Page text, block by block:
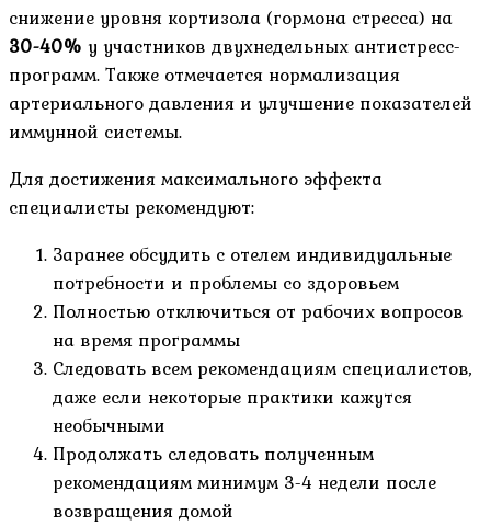
снижение уровня кортизола (гормона стресса) на
30-40% у участников двухнедельных антистресс-
программ. Также отмечается нормализация
артериального давления и улучшение показателей
иммунной системы.
Для достижения максимального эффекта
специалисты рекомендуют:
Заранее обсудить с отелем индивидуальные
потребности и проблемы со здоровьем
Полностью отключиться от рабочих вопросов
на время программы
Следовать всем рекомендациям специалистов,
даже если некоторые практики кажутся
необычными
Продолжать следовать полученным
рекомендациям минимум 3-4 недели после
возвращения домой